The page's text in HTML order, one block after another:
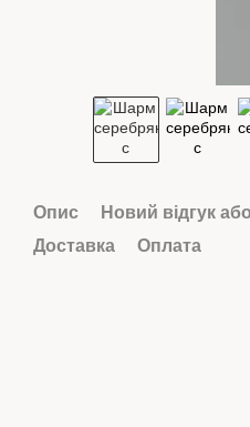
Опис
Новий відгук
Доставка
Оплата